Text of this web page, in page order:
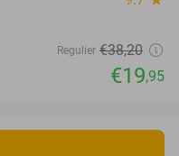
Regulier €38,20
€19,95